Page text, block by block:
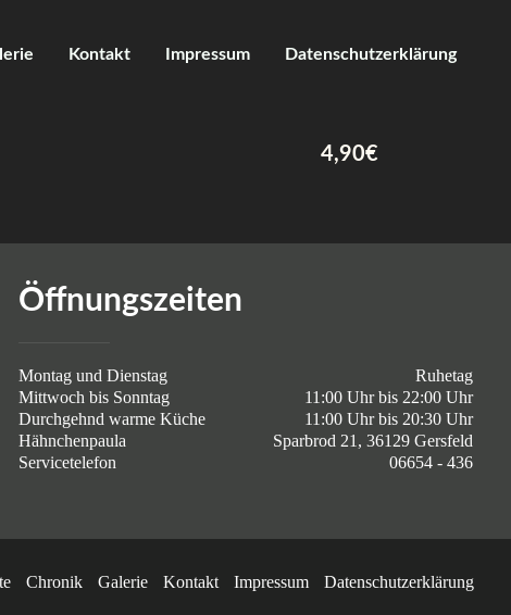
Kontakt Impressum Datenschutzerklärung
4,90€
Öffnungszeiten
Montag und Dienstag
Ruhetag
Mittwoch bis Sonntag
11:00 Uhr bis 22:00 Uhr
Durchgehnd warme Küche
11:00 Uhr bis 20:30 Uhr
Hähnchenpaula
Sparbrod 21, 36129 Gersfeld
Servicetelefon
06654 - 436
Chronik Galerie Kontakt Impressum Datenschutzerklärung